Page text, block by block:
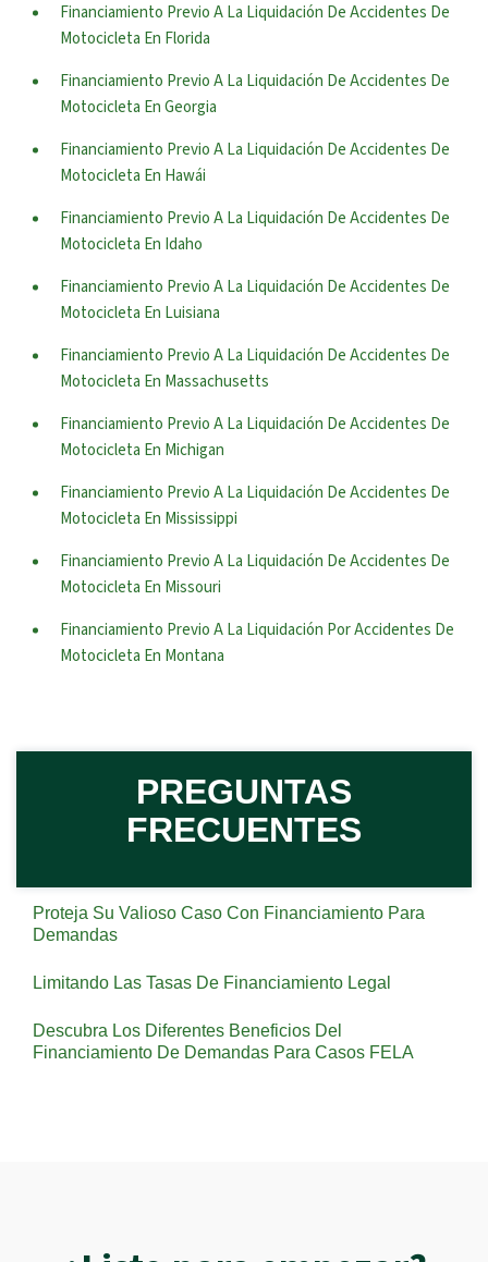
Financiamiento Previo A La Liquidación De Accidentes De
Motocicleta En Florida
Financiamiento Previo A La Liquidación De Accidentes De
Motocicleta En Georgia
Financiamiento Previo A La Liquidación De Accidentes De
Motocicleta En Hawái
Financiamiento Previo A La Liquidación De Accidentes De
Motocicleta En Idaho
Financiamiento Previo A La Liquidación De Accidentes De
Motocicleta En Luisiana
Financiamiento Previo A La Liquidación De Accidentes De
Motocicleta En Massachusetts
Financiamiento Previo A La Liquidación De Accidentes De
Motocicleta En Michigan
Financiamiento Previo A La Liquidación De Accidentes De
Motocicleta En Mississippi
Financiamiento Previo A La Liquidación De Accidentes De
Motocicleta En Missouri
Financiamiento Previo A La Liquidación Por Accidentes De
Motocicleta En Montana
PREGUNTAS
FRECUENTES
Proteja Su Valioso Caso Con Financiamiento Para
Demandas
Limitando Las Tasas De Financiamiento Legal
Descubra Los Diferentes Beneficios Del
Financiamiento De Demandas Para Casos FELA